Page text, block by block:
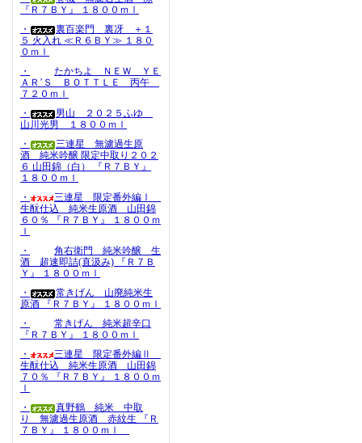
『Ｒ７ＢＹ』 １８００ｍｌ
・
裏百楽門 裏冴 ＋１
５ 火入れ ≪Ｒ６ＢＹ≫ １８０
０ｍｌ
・
たかちよ ＮＥＷ ＹＥ
ＡＲ’Ｓ ＢＯＴＴＬＥ 丙午
７２０ｍｌ
・
男山 ２０２５ふゆ
山川光男 １８００ｍｌ
・
三連星 無濾過生原
酒 純米吟醸 限定中取り２０２
６ 山田錦（白） 『Ｒ７ＢＹ』
１８００ｍｌ
・
三連星 限定番外編Ⅰ
生酛仕込 純米生原酒 山田錦
６０％ 『Ｒ７ＢＹ』 １８００ｍ
ｌ
・
角右衛門 純米吟醸 生
酒 超速即詰(直汲み) 『Ｒ７Ｂ
Ｙ』 １８００ｍｌ
・
常きげん 山廃純米生
原酒 『Ｒ７ＢＹ』 １８００ｍｌ
・
常きげん 純米超辛口
『Ｒ７ＢＹ』 １８００ｍｌ
・
三連星 限定番外編Ⅱ
生酛仕込 純米生原酒 山田錦
７０％ 『Ｒ７ＢＹ』 １８００ｍ
ｌ
・
真野鶴 純米 中取
り 無濾過生原酒 赤紋生 『Ｒ
７ＢＹ』 １８００ｍｌ